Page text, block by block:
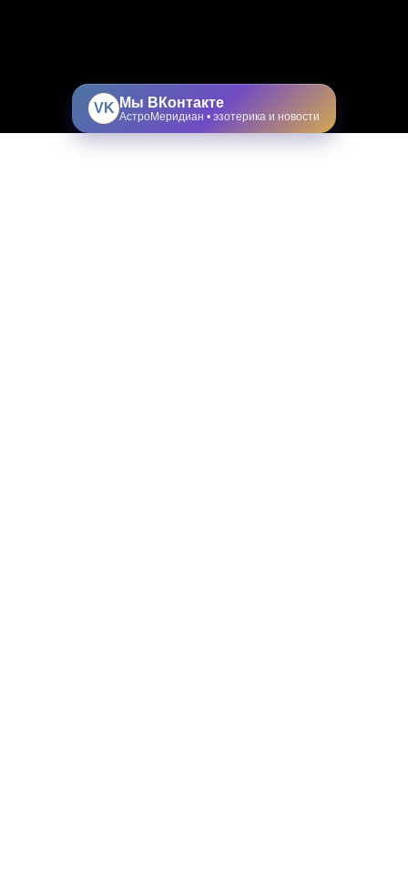
VK Мы ВКонтакте
АстроМеридиан • эзотерика и новости